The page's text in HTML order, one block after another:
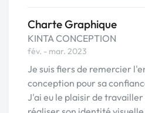
Charte Graphique
KINTA CONCEPTION
fév. - mar. 2023
Je suis fiers de remercier
conception pour sa
J'ai eu le plaisir de